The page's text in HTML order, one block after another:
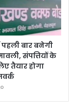
पहली बार बनेगी
संपत्तियों के
तैयार होगा